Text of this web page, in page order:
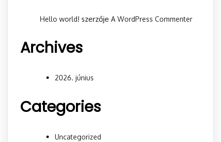
Hello world! szerzője A WordPress Commenter
Archives
2026. június
Categories
Uncategorized